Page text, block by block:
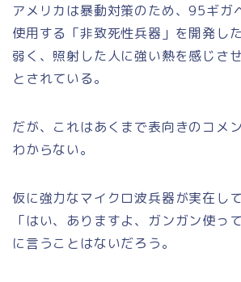
アメリカは暴動対策のため、95ギガ
使用する「非致死性兵器」を開発し
弱く、照射した人に強い熱を感じさ
とされている。
だが、これはあくまで表向きのコメ
わからない。
仮に強力なマイクロ波兵器が実在し
「はい、ありますよ、ガンガン使っ
に言うことはないだろう。